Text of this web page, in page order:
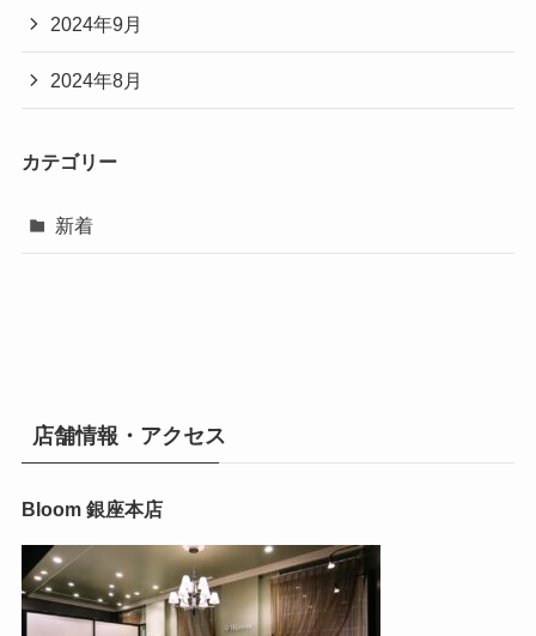
2024年9月
2024年8月
カテゴリー
新着
店舗情報・アクセス
Bloom 銀座本店